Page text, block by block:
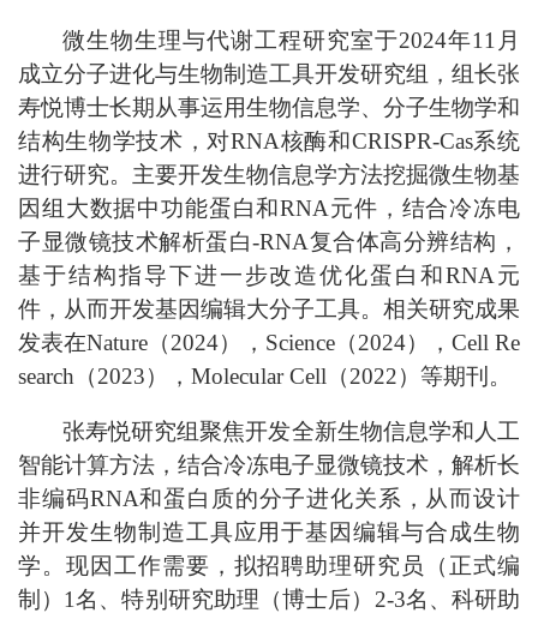
微生物生理与代谢工程研究室于2024年11月
成立分子进化与生物制造工具开发研究组，组长张
寿悦博士长期从事运用生物信息学、分子生物学和
结构生物学技术，对RNA核酶和CRISPR-Cas系统
进行研究。主要开发生物信息学方法挖掘微生物基
因组大数据中功能蛋白和RNA元件，结合冷冻电
子显微镜技术解析蛋白-RNA复合体高分辨结构，
基于结构指导下进一步改造优化蛋白和RNA元
件，从而开发基因编辑大分子工具。相关研究成果
发表在Nature（2024），Science（2024），Cell Re
search（2023），Molecular Cell（2022）等期刊。
张寿悦研究组聚焦开发全新生物信息学和人工
智能计算方法，结合冷冻电子显微镜技术，解析长
非编码RNA和蛋白质的分子进化关系，从而设计
并开发生物制造工具应用于基因编辑与合成生物
学。现因工作需要，拟招聘助理研究员（正式编
制）1名、特别研究助理（博士后）2-3名 、 科研助